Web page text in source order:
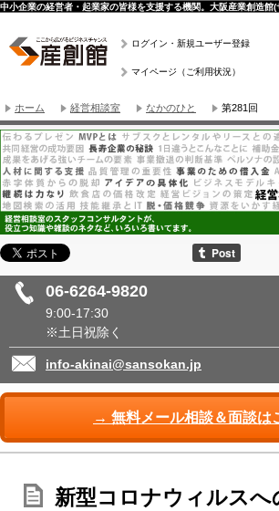
中小企業の経営者・起業家の皆様を支援する機関。大阪産業創造館(
ログイン・新規ユーザー登録
マイページ（ご利用状況）
ホーム 経営相談室 なかのひと 第281回
06-6264-9820
9:00-17:30
※土日祝除く
info-akinai@sansokan.jp
→ 無料メール相談＆面談は
新型コロナウィルスへ